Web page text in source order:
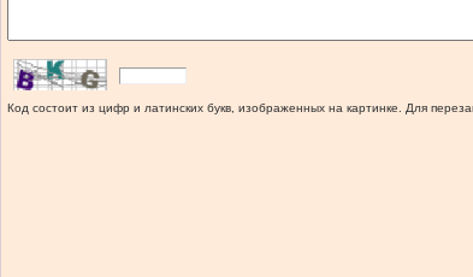
Код состоит из цифр и латинских букв, изображенных на картинке. Для